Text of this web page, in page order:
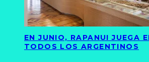
EN JUNIO, RAPANUI JUEGA
TODOS LOS ARGENTINOS